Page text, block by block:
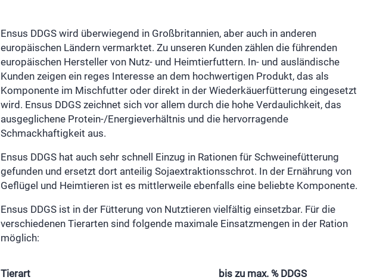
Ensus DDGS wird überwiegend in Großbritannien, aber auch in anderen
europäischen Ländern vermarktet. Zu unseren Kunden zählen die führenden
europäischen Hersteller von Nutz- und Heimtierfuttern. In- und ausländische
Kunden zeigen ein reges Interesse an dem hochwertigen Produkt, das als
Komponente im Mischfutter oder direkt in der Wiederkäuerfütterung eingesetzt
wird. Ensus DDGS zeichnet sich vor allem durch die hohe Verdaulichkeit, das
ausgeglichene Protein-/Energieverhältnis und die hervorragende
Schmackhaftigkeit aus.
Ensus DDGS hat auch sehr schnell Einzug in Rationen für Schweinefütterung
gefunden und ersetzt dort anteilig Sojaextraktionsschrot. In der Ernährung von
Geflügel und Heimtieren ist es mittlerweile ebenfalls eine beliebte Komponente.
Ensus DDGS ist in der Fütterung von Nutztieren vielfältig einsetzbar. Für die
verschiedenen Tierarten sind folgende maximale Einsatzmengen in der Ration
möglich:
Tierart bis zu max. % DDGS